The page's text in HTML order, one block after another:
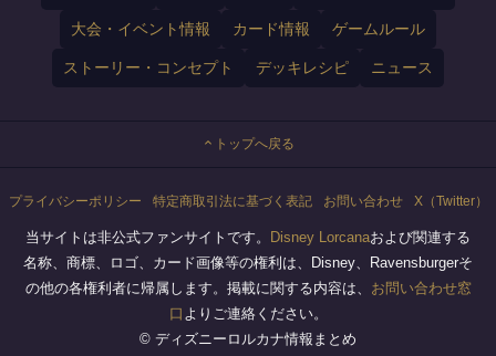
大会・イベント情報 カード情報 ゲームルール
ストーリー・コンセプト デッキレシピ ニュース
トップへ戻る
プライバシーポリシー 特定商取引法に基づく表記 お問い合わせ X（Twitter）
当サイトは非公式ファンサイトです。 Disney Lorcanaおよび関連する
名称、商標、ロゴ、カード画像等の権利は、Disney、Ravensburgerそ
の他の各権利者に帰属します。掲載に関する内容は、 お問い合わせ窓
口 よりご連絡ください。
© ディズニーロルカナ情報まとめ